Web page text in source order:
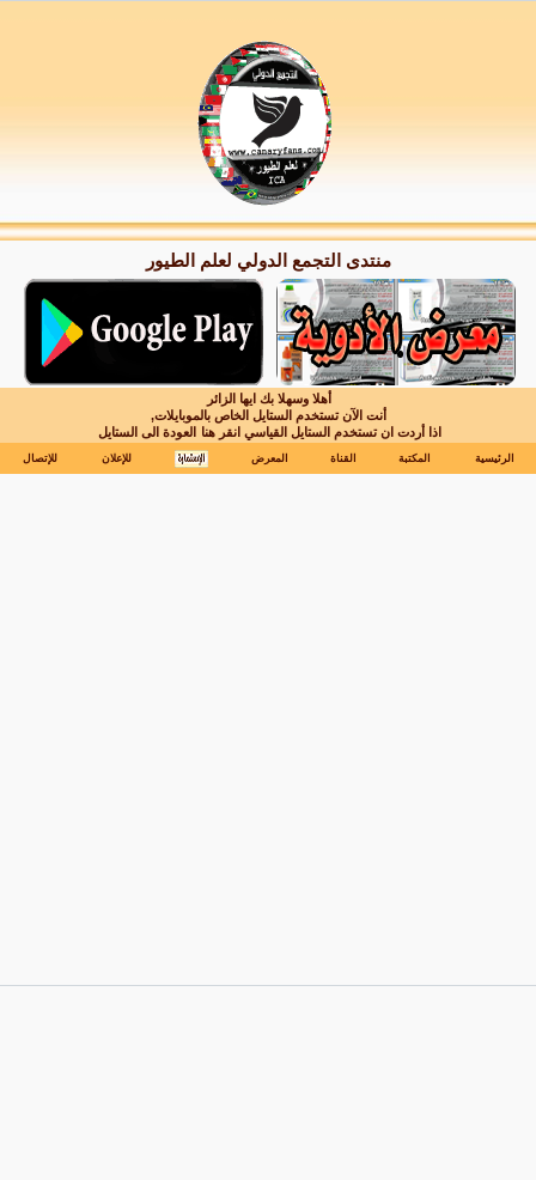
منتدى التجمع الدولي لعلم الطيور
أهلا وسهلا بك ايها الزائر
أنت الآن تستخدم الستايل الخاص بالموبايلات,
اذا أردت ان تستخدم الستايل القياسي انقر هنا العودة الى الستايل
الرئيسية المكتبة القناة المعرض للإعلان للإتصال